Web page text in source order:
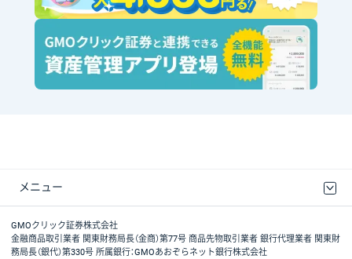
メニュー
取引規程・約款
最良執行方針
ディスクレイマー
リスク説明
GMOクリック証券ホームページ
GMOクリック証券株式会社
金融商品取引業者 関東財務局長（金商）第77号 商品先物取引業者 銀行代理業者 関東財
務局長（銀代）第330号 所属銀行：GMOあおぞらネット銀行株式会社